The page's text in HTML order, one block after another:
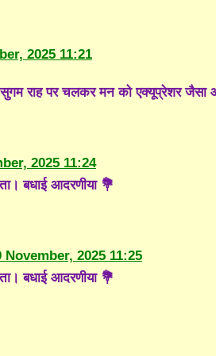
2025 11:21
सुगम राह पर चलकर मन को एक्यूप्रेशर
2025 11:24
बधाई आदरणीया 💐
November, 2025 11:25
बधाई आदरणीया 💐